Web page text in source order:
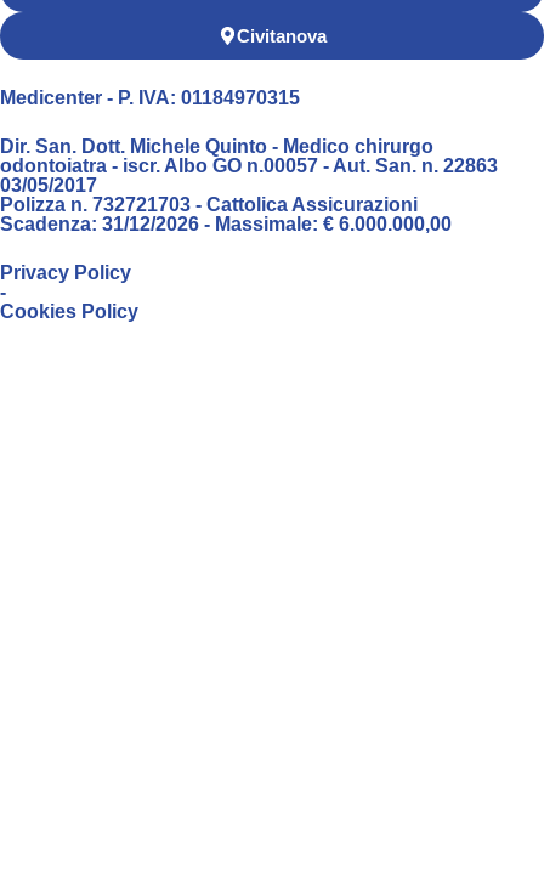
Civitanova
Medicenter - P. IVA: 01184970315
Dir. San. Dott. Michele Quinto - Medico chirurgo
odontoiatra - iscr. Albo GO n.00057 - Aut. San. n. 22863
03/05/2017
Polizza n. 732721703 - Cattolica Assicurazioni
Scadenza: 31/12/2026 - Massimale: € 6.000.000,00
Privacy Policy
-
Cookies Policy